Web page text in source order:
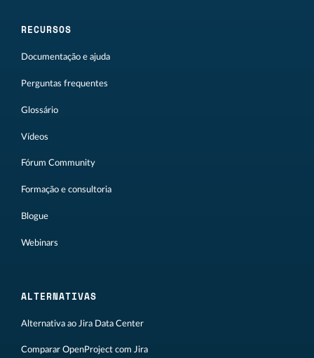
RECURSOS
Documentação e ajuda
Perguntas frequentes
Glossário
Vídeos
Fórum Community
Formação e consultoria
Blogue
Webinars
ALTERNATIVAS
Alternativa ao Jira Data Center
Comparar OpenProject com Jira